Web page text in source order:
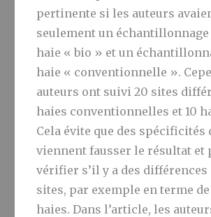
pertinente si les auteurs
seulement un échantillonnage
haie « bio » et un
haie « conventionnelle ».
auteurs ont suivi 20 sites
haies conventionnelles et 10
Cela évite que des spécificités
viennent fausser le résultat et
vérifier s’il y a des différences
sites, par exemple en terme
haies. Dans l’article, les